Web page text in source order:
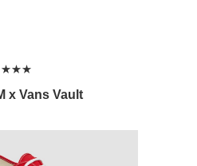
x Vans Vault